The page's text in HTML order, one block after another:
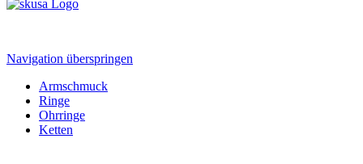
Navigation überspringen
Armschmuck
Ringe
Ohrringe
Ketten